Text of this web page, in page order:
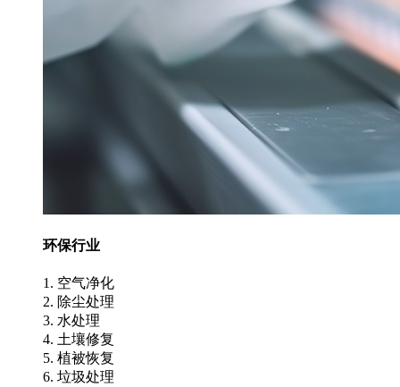
环保行业
1. 空气净化
2. 除尘处理
3. 水处理
4. 土壤修复
5. 植被恢复
6. 垃圾处理